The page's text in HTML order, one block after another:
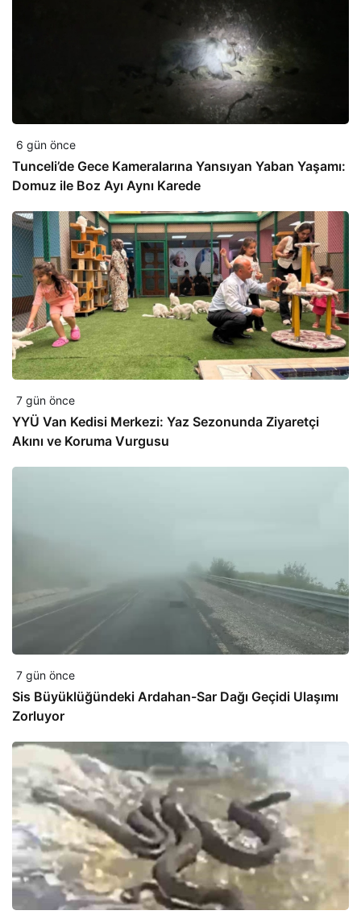
6 gün önce
Tunceli’de Gece Kameralarına Yansıyan Yaban Yaşamı:
Domuz ile Boz Ayı Aynı Karede
7 gün önce
YYÜ Van Kedisi Merkezi: Yaz Sezonunda Ziyaretçi
Akını ve Koruma Vurgusu
7 gün önce
Sis Büyüklüğündeki Ardahan-Sar Dağı Geçidi Ulaşımı
Zorluyor